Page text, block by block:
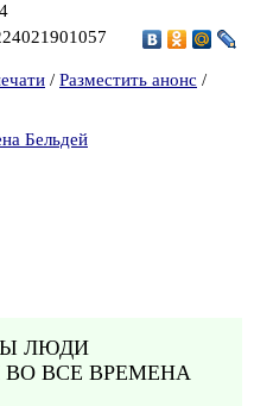
/ Разместить анонс /
Бельдей
ЛЮДИ
ВСЕ ВРЕМЕНА